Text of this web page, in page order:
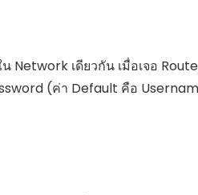
Network เดียวกัน เมื่อเจอ
(ค่า Default คือ